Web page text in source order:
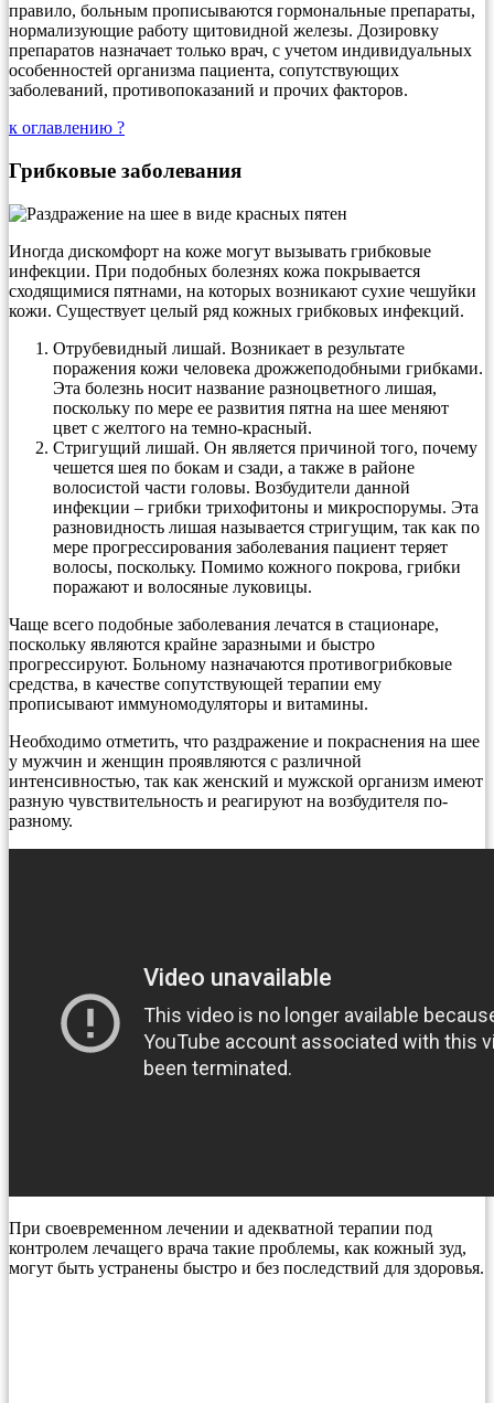
правило, больным прописываются гормональные препараты,
нормализующие работу щитовидной железы. Дозировку
препаратов назначает только врач, с учетом индивидуальных
особенностей организма пациента, сопутствующих
заболеваний, противопоказаний и прочих факторов.
к оглавлению ?
Грибковые заболевания
Иногда дискомфорт на коже могут вызывать грибковые
инфекции. При подобных болезнях кожа покрывается
сходящимися пятнами, на которых возникают сухие чешуйки
кожи. Существует целый ряд кожных грибковых инфекций.
Отрубевидный лишай. Возникает в результате
поражения кожи человека дрожжеподобными грибками.
Эта болезнь носит название разноцветного лишая,
поскольку по мере ее развития пятна на шее меняют
цвет с желтого на темно-красный.
Стригущий лишай. Он является причиной того, почему
чешется шея по бокам и сзади, а также в районе
волосистой части головы. Возбудители данной
инфекции – грибки трихофитоны и микроспорумы. Эта
разновидность лишая называется стригущим, так как по
мере прогрессирования заболевания пациент теряет
волосы, поскольку. Помимо кожного покрова, грибки
поражают и волосяные луковицы.
Чаще всего подобные заболевания лечатся в стационаре,
поскольку являются крайне заразными и быстро
прогрессируют. Больному назначаются противогрибковые
средства, в качестве сопутствующей терапии ему
прописывают иммуномодуляторы и витамины.
Необходимо отметить, что раздражение и покраснения на шее
у мужчин и женщин проявляются с различной
интенсивностью, так как женский и мужской организм имеют
разную чувствительность и реагируют на возбудителя по-
разному.
При своевременном лечении и адекватной терапии под
контролем лечащего врача такие проблемы, как кожный зуд,
могут быть устранены быстро и без последствий для здоровья.